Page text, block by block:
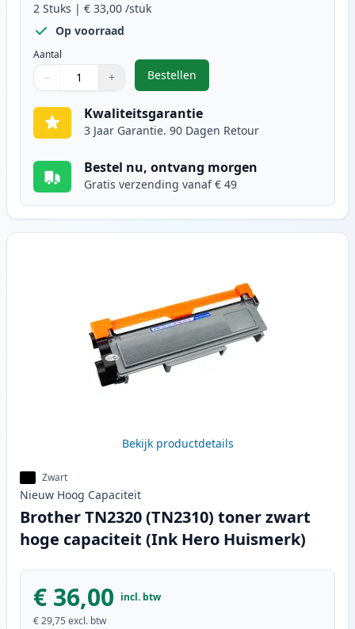
2 Stuks | € 33,00 /stuk
Op voorraad
Aantal
Gebruik de knoppen om aan te passen
− +
1
Bestellen
,2 stuks Brother TN2320
Kwaliteitsgarantie
3 Jaar Garantie. 90 Dagen Retour
Bestel nu, ontvang morgen
Gratis verzending vanaf € 49
Bekijk productdetails
Zwart
Nieuw Hoog Capaciteit
Brother TN2320 (TN2310) toner zwart
hoge capaciteit (Ink Hero Huismerk)
€ 36,00 incl. btw
€ 29,75 excl. btw